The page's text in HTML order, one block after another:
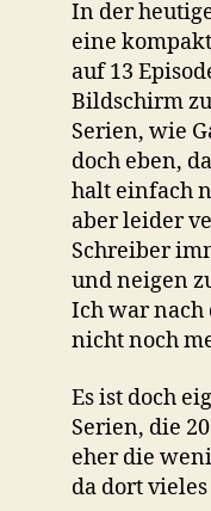
In der
eine
auf 13
Bildschirm
Serien, wie
doch eben,
halt einfach
aber leider
Schreiber
und neigen
Ich war nach
nicht noch
Es ist doch
Serien, die
eher die
da dort